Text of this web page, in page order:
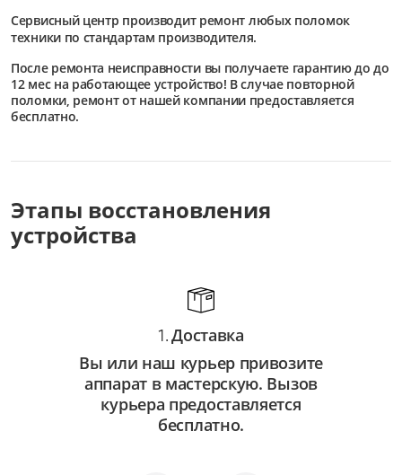
Сервисный центр производит ремонт любых поломок
техники по стандартам производителя.
После ремонта неисправности вы получаете гарантию до до
12 мес на работающее устройство! В случае повторной
поломки, ремонт от нашей компании предоставляется
бесплатно.
Этапы восстановления
устройства
1.Доставка
Вы или наш курьер привозите
аппарат в мастерскую. Вызов
курьера предоставляется
бесплатно.